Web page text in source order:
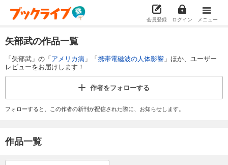
会員登録 ログイン メニュー
矢部武の作品一覧
「矢部武」の「アメリカ病 」「携帯電磁波の人体影響 」ほか、ユーザー
レビューをお届けします！
作者をフォローする
フォローすると、この作者の新刊が配信された際に、お知らせします。
作品一覧